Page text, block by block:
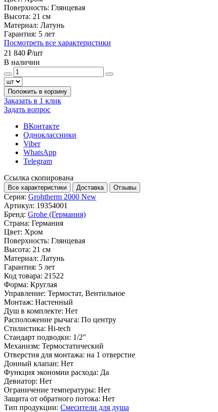
Поверхность: Глянцевая
Высота: 21 см
Материал: Латунь
Гарантия: 5 лет
Посмотреть все характеристики
21 840 ₽/шт
В наличии
Положить в корзину
Заказать в 1 клик
Задать вопрос
ВКонтакте
Одноклассники
Viber
WhatsApp
Telegram
Ссылка скопирована
Все характеристики Доставка Отзывы
Серия: Grohtherm 2000 New
Артикул: 19354001
Бренд: Grohe (Германия)
Страна: Германия
Цвет: Хром
Поверхность: Глянцевая
Высота: 21 см
Материал: Латунь
Гарантия: 5 лет
Код товара: 21522
Форма: Круглая
Управление: Термостат, Вентильное
Монтаж: Настенный
Душ в комплекте: Нет
Расположение рычага: По центру
Стилистика: Hi-tech
Стандарт подводки: 1/2"
Механизм: Термостатический
Отверстия для монтажа: на 1 отверстие
Донный клапан: Нет
Функция экономии расхода: Да
Девиатор: Нет
Ограничение температуры: Нет
Защита от обратного потока: Нет
Тип продукции: Смесители для душа